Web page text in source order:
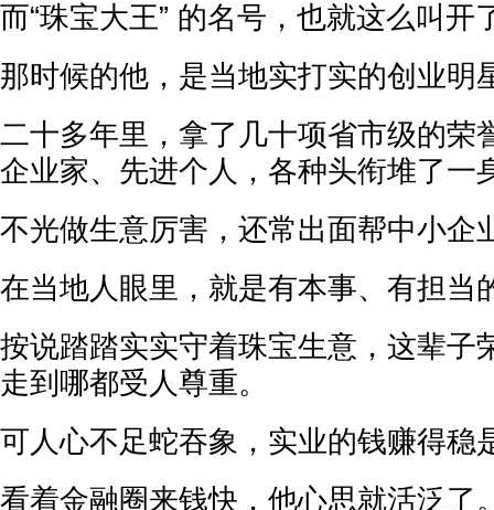
而“珠宝大王” 的名号，也就这么叫开
那时候的他，是当地实打实的创业明
二十多年里，拿了几十项省市级的荣
企业家、先进个人，各种头衔堆了一
不光做生意厉害，还常出面帮中小企
在当地人眼里，就是有本事、有担当
按说踏踏实实守着珠宝生意，这辈子
走到哪都受人尊重。
可人心不足蛇吞象，实业的钱赚得稳
看着金融圈来钱快，他心思就活泛了